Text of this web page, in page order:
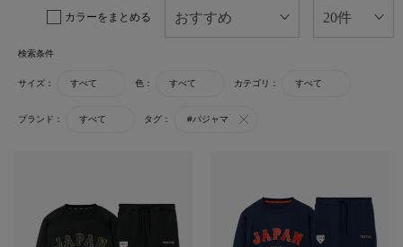
カラーをまとめる
検索条件
サイズ： すべて 色： すべて カテゴリ： すべて
ブランド： すべて タグ： #パジャマ